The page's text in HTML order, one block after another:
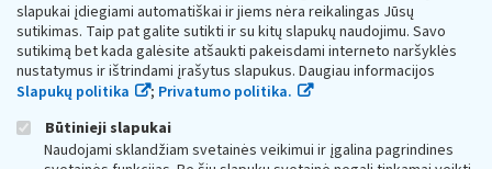
slapukai įdiegiami automatiškai ir jiems nėra reikalingas Jūsų
sutikimas. Taip pat galite sutikti ir su kitų slapukų naudojimu. Savo
sutikimą bet kada galėsite atšaukti pakeisdami interneto naršyklės
nustatymus ir ištrindami įrašytus slapukus. Daugiau informacijos
Slapukų politika
; Privatumo politika.
Būtinieji slapukai
Naudojami sklandžiam svetainės veikimui ir įgalina pagrindines
Biudžetinė įstaiga. Juridinio asmens kodas — 188659752,
adresas: Vasario 16-osios g. 14, 01107 Vilnius, Lietuva, el.paštas:
vmi@vmi.lt, E. pristatymo dėžutės adresas 188659752
Duomenys apie Valstybinę mokesčių inspekciją prie Lietuvos
Respublikos finansų ministerijos kaupiami ir saugomi Juridinių